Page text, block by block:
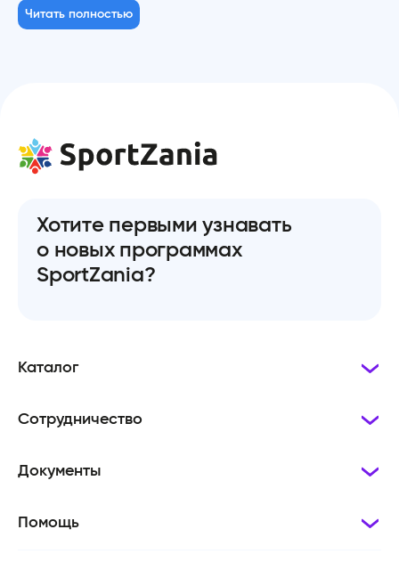
Читать полностью
Хотите первыми узнавать
о новых программах
SportZania?
Каталог
Сотрудничество
Документы
Помощь